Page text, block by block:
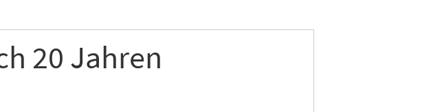
20 Jahren